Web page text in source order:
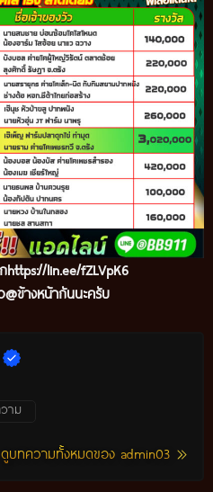
https://lin.ee/fZLVpK6
@ข้างหน้ากันนะครับ
าม
ดูบทความทั้งหมดของ admin03